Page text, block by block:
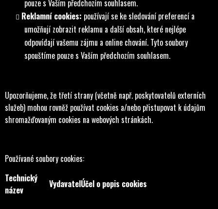
pouze s Vaším předchozím souhlasem.
Reklamní cookies: používají se ke sledování preferencí a
umožňují zobrazit reklamu a další obsah, které nejlépe
odpovídají vašemu zájmu a online chování. Tyto soubory
spouštíme pouze s Vaším předchozím souhlasem.
Upozorňujeme, že třetí strany (včetně např. poskytovatelů externích
služeb) mohou rovněž používat cookies a/nebo přistupovat k údajům
shromažďovaným cookies na webových stránkách.
Používané soubory cookies:
Technický
název
VydavatelÚčel o popis cookies